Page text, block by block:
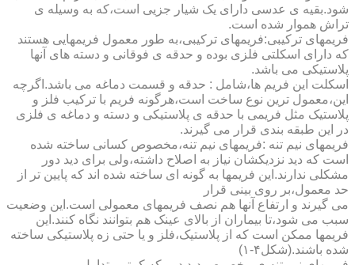
شود.بقیه ی عدسی دارای یک شیار جزیی است،که به وسیله ی
تراش هموار شده است.
فریمهای ترکیبی:فریمهای ترکیبی،به طور معمول فریمهایی هستند
که دارای اسکلتی فلزی بوده و حدقه ی فوقانی و دسته های آنها
پلاستیکی می باشد.
اسکلت این فریم ها،شامل : حدقه و قسمت دماغه می باشد.اگرچه
این،معمول ترین نوع ساخت است،هرگونه فریم با ترکیب فلز و
پلاستیک مثل فریمی با حدقه ی پلاستیکی و دسته و دماغه ی فلزی
در این طبقه بندی قرار می گیرند.
فریمهای نیم تنه :فریمهای نیم تنه،مخصوص کسانی ساخته شده
است که دید نزدیکشان نیاز به اصلاح داشته،ولی برای دید دور
مشکلی ندارند.این فریمها به گونه ای ساخته شده اند که پایین تر از
حد معمول،بر روی بینی قرار
می گیرند و ارتفاع آنها هم نصف فریمهای معمولی است.این وضعیت
سبب می شود،تا بیماران از بالای عینک هم بتوانند نگاه کنند.این
فریمها ممکن است که از پلاستیک،فلز و یا حتی زه پلاستیکی ساخته
شده باشند.(شکل۴-۱)